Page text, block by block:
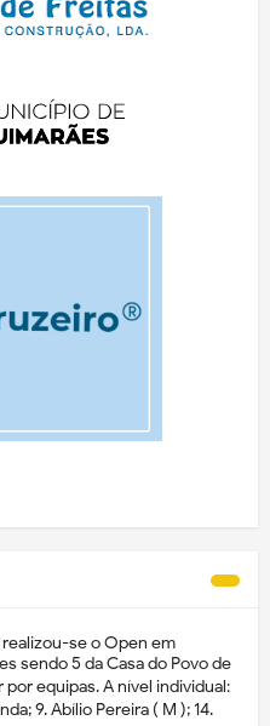
realizou-se o Open em
sendo 5 da Casa do Povo de
equipas. A nível individual:
9. Abílio Pereira ( M ); 14.